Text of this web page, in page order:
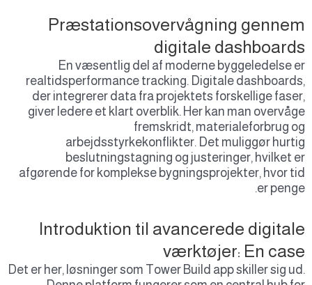
Præstationsovervågning gennem
digitale dashboards
En væsentlig del af moderne byggeledelse er
realtidsperformance tracking. Digitale dashboards,
der integrerer data fra projektets forskellige faser,
giver ledere et klart overblik. Her kan man overvåge
fremskridt, materialeforbrug og
arbejdsstyrkekonflikter. Det muliggør hurtig
beslutningstagning og justeringer, hvilket er
afgørende for komplekse bygningsprojekter, hvor tid
er penge.
Introduktion til avancerede digitale
værktøjer: En case
Det er her, løsninger som Tower Build app skiller sig ud.